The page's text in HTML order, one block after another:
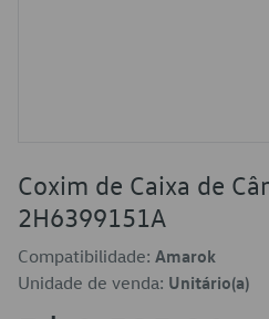
Coxim de Caixa de
2H6399151A
Compatibilidade: Amarok
Unidade de venda: Unitário(a)